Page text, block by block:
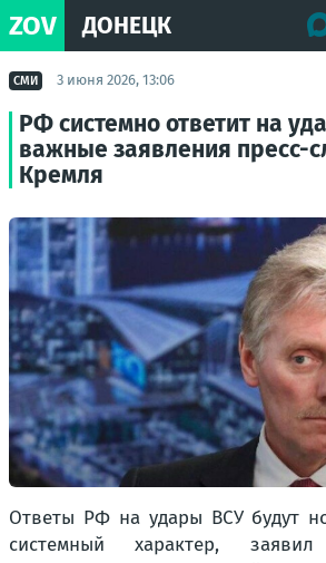
ZOV ДОНЕЦК
СМИ 3 июня 2026, 13:06
РФ системно ответит на
важные заявления пресс-
Кремля
Ответы РФ на удары ВСУ будут
системный характер, заявил